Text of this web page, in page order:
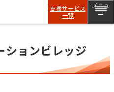
支援サービス
一覧
メニュ
ー
ションビレッジ